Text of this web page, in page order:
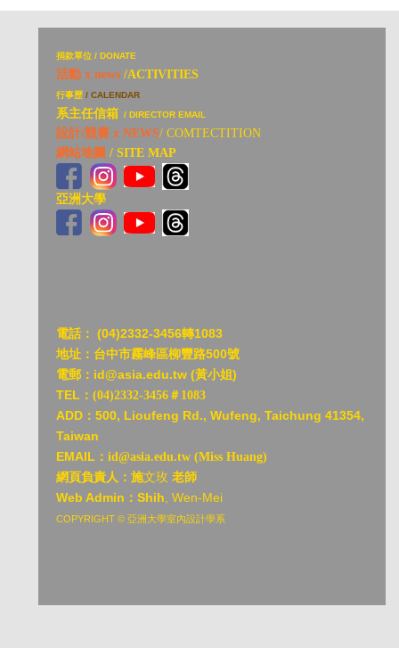
捐款單位 / DONATE
活動 x news /ACTIVITIES
行事歷 / CALENDAR
系主任信箱 / DIRECTOR EMAIL
設計/競賽 x NEWS/ COMTECTITION
網站地圖 / SITE MAP
亞洲大學
電話： (04)2332-3456轉1083
地址：台中市霧峰區柳豐路500號
電郵：id@asia.edu.tw (黃小姐)
TEL： (04)2332-3456＃1083
ADD： 500, Lioufeng Rd., Wufeng, Taichung 41354,
Taiwan
EMAIL： id@asia.edu.tw (Miss Huang)
網頁負責人：施文玫 老師
Web Admin：Shih , Wen-Mei
COPYRIGHT © 亞洲大學室內設計學系